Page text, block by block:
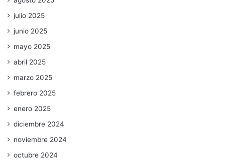
julio 2025
junio 2025
mayo 2025
abril 2025
marzo 2025
febrero 2025
enero 2025
diciembre 2024
noviembre 2024
octubre 2024